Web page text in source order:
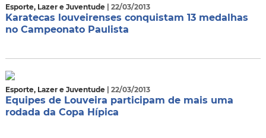
Esporte, Lazer e Juventude | 22/03/2013
Karatecas louveirenses conquistam 13 medalhas
no Campeonato Paulista
Esporte, Lazer e Juventude | 22/03/2013
Equipes de Louveira participam de mais uma
rodada da Copa Hípica